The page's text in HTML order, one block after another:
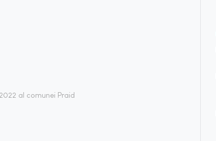
al comunei Praid